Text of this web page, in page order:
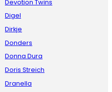
Devotion Twins
Digel
Dirkje
Donders
Donna Dura
Doris Streich
Dranella